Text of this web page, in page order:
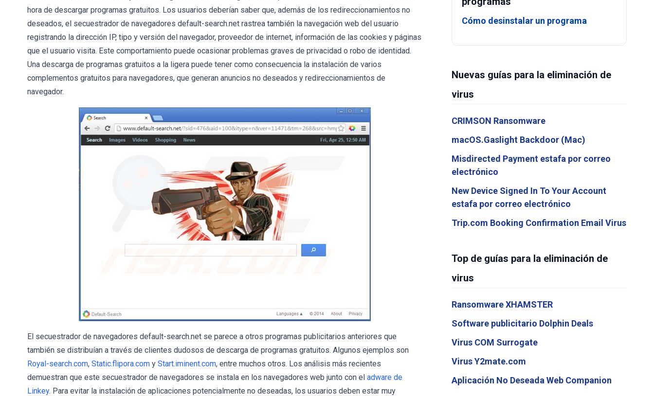
hora de descargar programas gratuitos. Los usuarios deberían saber que, además de los redireccionamientos no
deseados, el secuestrador de navegadores default-search.net rastrea también la navegación web del usuario
registrando la dirección IP, tipo y versión del navegador, proveedor de internet, información de las cookies y páginas
que el usuario visita. Este comportamiento puede ocasionar problemas graves de privacidad o robo de identidad.
Una descarga de programas gratuitos a la ligera puede tener como consecuencia la instalación de varios
complementos gratuitos para navegadores, que generan anuncios no deseados y redireccionamientos de
navegador.
El secuestrador de navegadores default-search.net se parece a otros programas publicitarios anteriores que
también se distribuían a través de clientes dudosos de descarga de programas gratuitos. Algunos ejemplos son
Royal-search.com, Static.flipora.com y Start.iminent.com, entre muchos otros. Los análisis más recientes
demuestran que este secuestrador de navegadores se instala en los navegadores web junto con el adware de
Linkey. Para evitar la instalación de aplicaciones potencialmente no deseadas, los usuarios deben estar muy
Cómo desinstalar un programa
Nuevas guías para la eliminación de
virus
CRIMSON Ransomware
macOS.Gaslight Backdoor (Mac)
Misdirected Payment estafa por correo
electrónico
New Device Signed In To Your Account
estafa por correo electrónico
Trip.com Booking Confirmation Email Virus
Top de guías para la eliminación de
virus
Ransomware XHAMSTER
Software publicitario Dolphin Deals
Virus COM Surrogate
Virus Y2mate.com
Aplicación No Deseada Web Companion